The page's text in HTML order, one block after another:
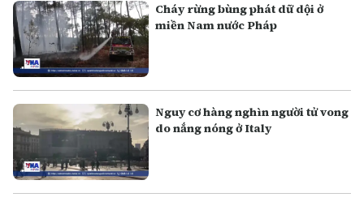
Cháy rừng bùng phát dữ dội ở
miền Nam nước Pháp
Nguy cơ hàng nghìn người tử vong
do nắng nóng ở Italy